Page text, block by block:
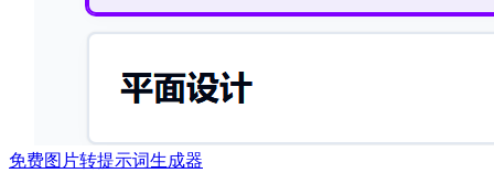
免费图片转提示词生成器